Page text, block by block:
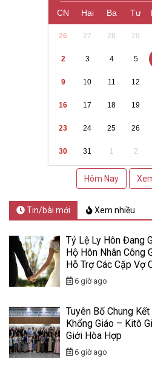
CN Hai Ba Tư
26 27 28 29
2 3 4 5
9 10 11 12
16 17 18 19
23 24 25 26
30 31 1 2
Hôm Nay
Tin/bài mới Xem nhiều
Tỷ Lệ Ly Hôn Đang
Hộ Hôn Nhân Công
Hỗ Trợ Các Cặp Vợ
6 giờ ago
Tuyên Bố Chung
Khổng Giáo – Kitô
Giới Hòa Hợp
6 giờ ago